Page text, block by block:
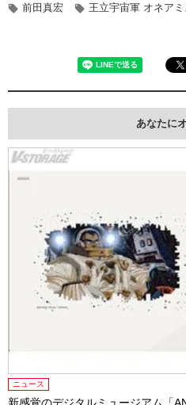
前田真宏 王立宇宙軍 オネア
あなたに
ニュース
新感覚のデジタルミュージアム「